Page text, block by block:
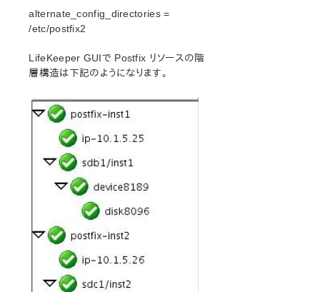
Quick Start Guides
Microsoft Azure クイックスタートガイド
AWS Transit Gatewayを使用したLifeKeeperクラスターと
AWS VPC ピアリング接続を使用した複数 VPC クラスタ
ー構成クイックスタートガイド
Apache/MySQL Cluster Using Both Shared and
Replicated Storage
LifeKeeper Single Server Protection
LifeKeeper Single Server Protection for Linuxリリースノ
はじめに
LifeKeeper Single Server Protection インストレーションガ
イド
LifeKeeper Single Server Protection テクニカルドキュメ
alternate_config_directories =
/etc/postfix2
LifeKeeper GUIで Postfix リソースの階
層構造は下記のようになります。